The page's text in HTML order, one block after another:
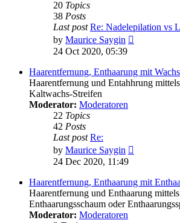
20 Topics
38 Posts
Last post Re: Nadelepilation vs
by Maurice Saygin
post
24 Oct 2020, 05:39
Haarentfernung, Enthaarung mit
Haarentfernung und Entahhrung
Kaltwachs-Streifen
Moderator: Moderatoren
22 Topics
42 Posts
Last post Re:
by Maurice Saygin
post
24 Dec 2020, 11:49
Haarentfernung, Enthaarung mit
Haarentfernung und Enthaarung
Enthaarungsschaum oder
Moderator: Moderatoren